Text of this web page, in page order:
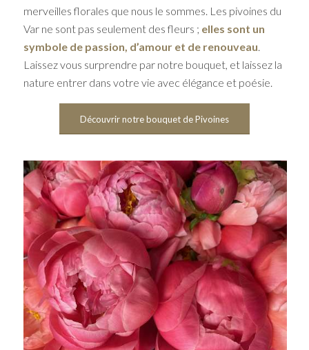
merveilles florales que nous le sommes. Les pivoines du
Var ne sont pas seulement des fleurs ; elles sont un
symbole de passion, d’amour et de renouveau.
Laissez vous surprendre par notre bouquet, et laissez la
nature entrer dans votre vie avec élégance et poésie.
Découvrir notre bouquet de Pivoines